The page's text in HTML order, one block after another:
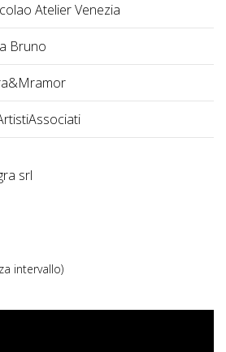
Atelier Venezia
Bruno
srl
intervallo)